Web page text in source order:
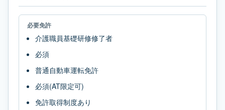
必要免許
介護職員基礎研修修了者
必須
普通自動車運転免許
必須(AT限定可)
免許取得制度あり